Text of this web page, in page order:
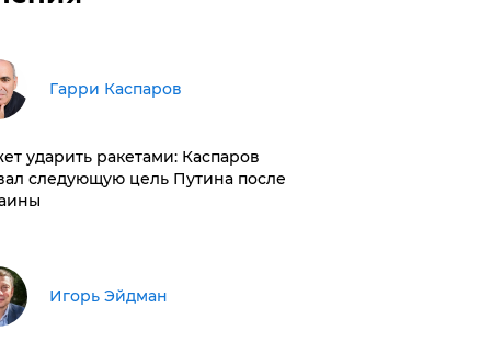
Гарри Каспаров
ударить ракетами: Каспаров
следующую цель Путина после
Игорь Эйдман